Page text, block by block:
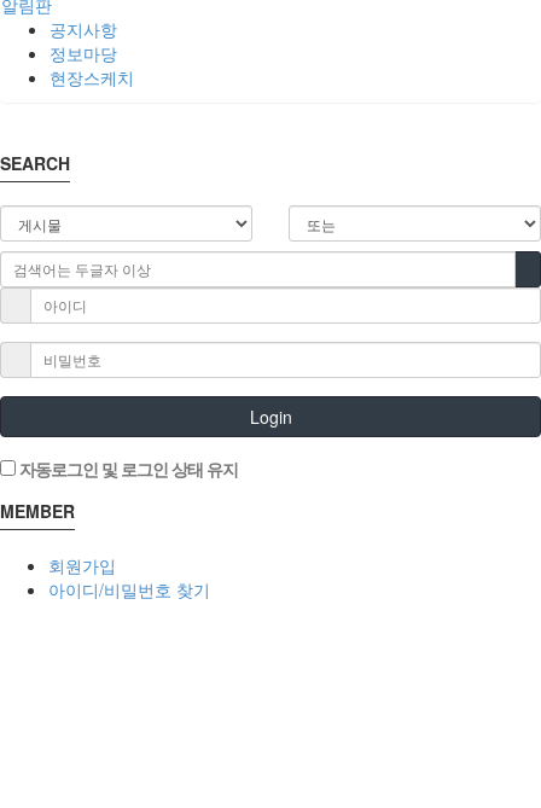
공지사항
정보마당
현장스케치
SEARCH
Login
자동로그인 및 로그인 상태 유지
MEMBER
회원가입
아이디/비밀번호 찾기